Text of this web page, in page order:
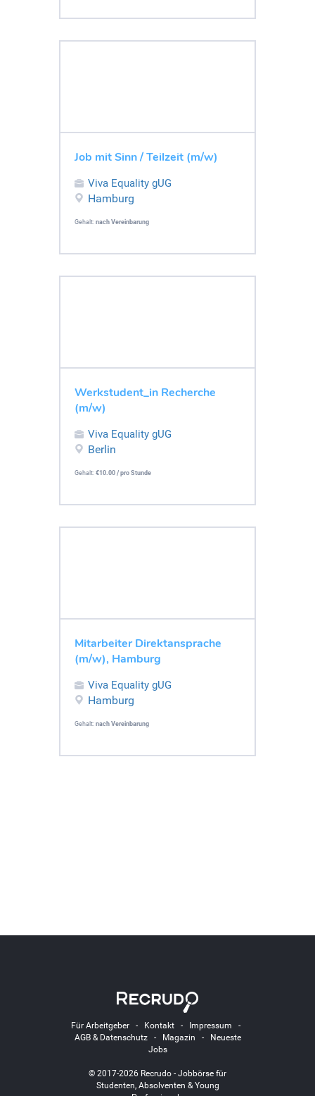
Job mit Sinn / Teilzeit (m/w)
Viva Equality gUG
Hamburg
Gehalt: nach Vereinbarung
Werkstudent_in Recherche
(m/w)
Viva Equality gUG
Berlin
Gehalt: €10.00 / pro Stunde
Mitarbeiter Direktansprache
(m/w), Hamburg
Viva Equality gUG
Hamburg
Gehalt: nach Vereinbarung
Für Arbeitgeber- Kontakt- Impressum -
AGB & Datenschutz- Magazin -
Neueste
Jobs
© 2017-2026 Recrudo - Jobbörse für
Studenten, Absolventen & Young